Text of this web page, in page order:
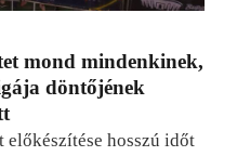
mond mindenkinek,
döntőjének
hosszú időt